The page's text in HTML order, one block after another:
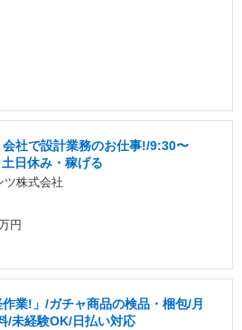
社で設計業務のお仕事!/9:30〜
日休み・稼げる
ツ株式会社
円
作業!」/ガチャ商品の検品・梱包/月
/未経験OK/日払い対応